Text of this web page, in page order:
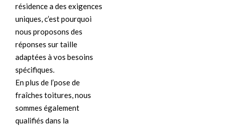
résidence a des exigences
uniques, c’est pourquoi
nous proposons des
réponses sur taille
adaptées à vos besoins
spécifiques.
En plus de l’pose de
fraîches toitures, nous
sommes également
qualifiés dans la